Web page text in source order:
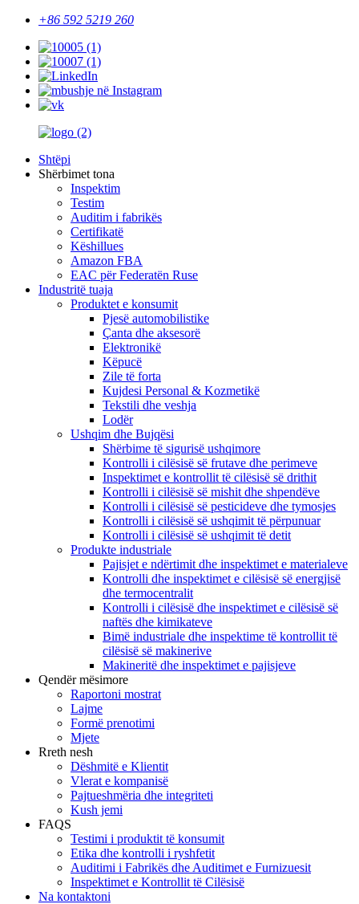
+86 592 5219 260
Shtëpi
Shërbimet tona
Inspektim
Testim
Auditim i fabrikës
Certifikatë
Këshillues
Amazon FBA
EAC për Federatën Ruse
Industritë tuaja
Produktet e konsumit
Pjesë automobilistike
Çanta dhe aksesorë
Elektronikë
Këpucë
Zile të forta
Kujdesi Personal & Kozmetikë
Tekstili dhe veshja
Lodër
Ushqim dhe Bujqësi
Shërbime të sigurisë ushqimore
Kontrolli i cilësisë së frutave dhe perimeve
Inspektimet e kontrollit të cilësisë së drithit
Kontrolli i cilësisë së mishit dhe shpendëve
Kontrolli i cilësisë së pesticideve dhe tymosjes
Kontrolli i cilësisë së ushqimit të përpunuar
Kontrolli i cilësisë së ushqimit të detit
Produkte industriale
Pajisjet e ndërtimit dhe inspektimet e materialeve
Kontrolli dhe inspektimet e cilësisë së energjisë
dhe termocentralit
Kontrolli i cilësisë dhe inspektimet e cilësisë së
naftës dhe kimikateve
Bimë industriale dhe inspektime të kontrollit të
cilësisë së makinerive
Makineritë dhe inspektimet e pajisjeve
Qendër mësimore
Raportoni mostrat
Lajme
Formë prenotimi
Mjete
Rreth nesh
Dëshmitë e Klientit
Vlerat e kompanisë
Pajtueshmëria dhe integriteti
Kush jemi
FAQS
Testimi i produktit të konsumit
Etika dhe kontrolli i ryshfetit
Auditimi i Fabrikës dhe Auditimet e Furnizuesit
Inspektimet e Kontrollit të Cilësisë
Na kontaktoni